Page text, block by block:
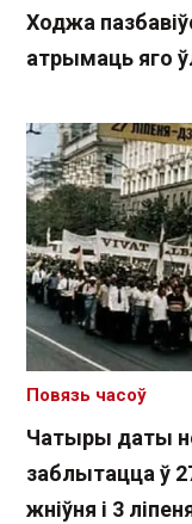
Ходжа
атрымаць яго
Чатыры даты
заблытацца ў
жніўня і 3
Повязь часоў